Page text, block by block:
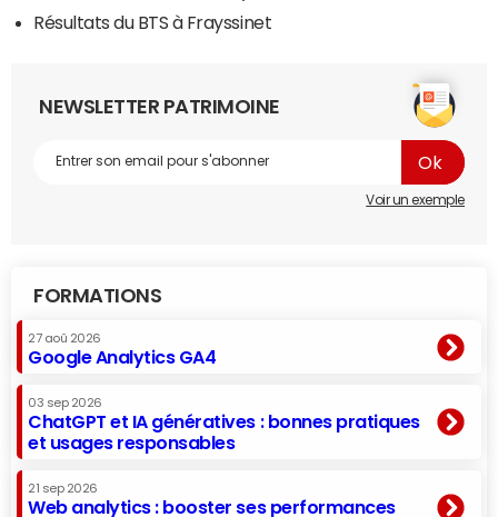
Résultats du BTS à Frayssinet
NEWSLETTER PATRIMOINE
Voir un exemple
FORMATIONS
27 aoû 2026
Google Analytics GA4
03 sep 2026
ChatGPT et IA génératives : bonnes pratiques
et usages responsables
21 sep 2026
Web analytics : booster ses performances